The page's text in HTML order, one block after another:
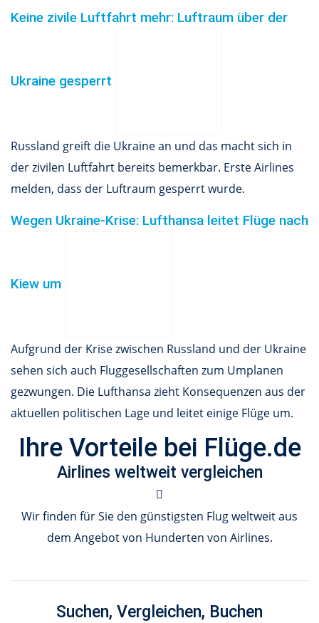
Keine zivile Luftfahrt mehr: Luftraum über der
Ukraine gesperrt
Russland greift die Ukraine an und das macht sich in
der zivilen Luftfahrt bereits bemerkbar. Erste Airlines
melden, dass der Luftraum gesperrt wurde.
Wegen Ukraine-Krise: Lufthansa leitet Flüge nach
Kiew um
Aufgrund der Krise zwischen Russland und der Ukraine
sehen sich auch Fluggesellschaften zum Umplanen
gezwungen. Die Lufthansa zieht Konsequenzen aus der
aktuellen politischen Lage und leitet einige Flüge um.
Ihre Vorteile bei Flüge.de
Airlines weltweit vergleichen
Wir finden für Sie den günstigsten Flug weltweit aus
dem Angebot von Hunderten von Airlines.
Suchen, Vergleichen, Buchen